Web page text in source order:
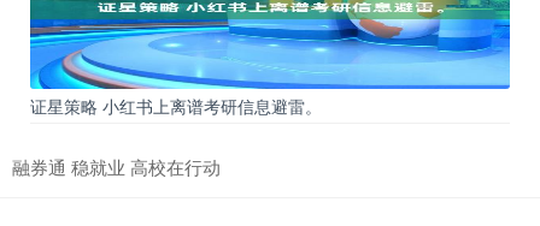
证星策略 小红书上离谱考研信息避雷。
融券通 稳就业 高校在行动